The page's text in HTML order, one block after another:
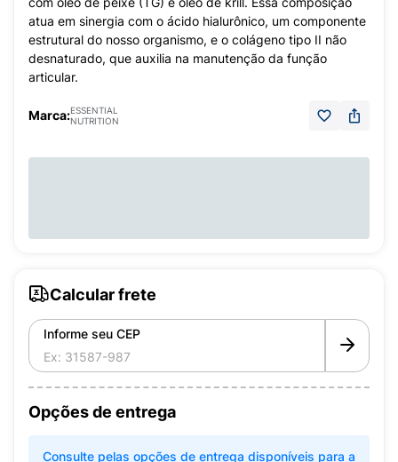
atua em sinergia com o ácido hialurônico, um componente
estrutural do nosso organismo, e o colágeno tipo II não
desnaturado, que auxilia na manutenção da função
articular.
Marca:ESSENTIAL
NUTRITION
Calcular frete
Informe seu CEP
Opções de entrega
Consulte pelas opções de entrega disponíveis para a